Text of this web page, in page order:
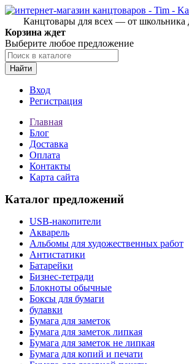
Канцтовары для всех — от школьника
Корзина ждет
Выберите любое предложение
Найти
Вход
Регистрация
Главная
Блог
Доставка
Оплата
Контакты
Карта сайта
Каталог предложений
USB-накопители
Акварель
Альбомы для художественных работ
Антистатики
Батарейки
Бизнес-тетради
Блокноты обычные
Боксы для бумаги
булавки
Бумага для заметок
Бумага для заметок липкая
Бумага для заметок не липкая
Бумага для копий и печати